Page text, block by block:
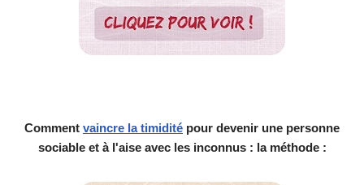
Comment vaincre la timidité pour devenir une personne
sociable et à l'aise avec les inconnus : la méthode :